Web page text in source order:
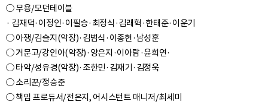
○ 무용/모던테이블
· 김재덕·이정인·이필승·최정식·김래혁·한태준·이운기
○ 아쟁/김슬지(악장)·김범식·이종헌·남성훈
○ 거문고/강인아(악장)·양은지·이아람·윤희연·
○ 타악/성유경(악장)·조한민·김재기·김정욱
○ 소리꾼/정승준
○ 책임 프로듀서/전은지, 어시스턴트 매니저/최세미